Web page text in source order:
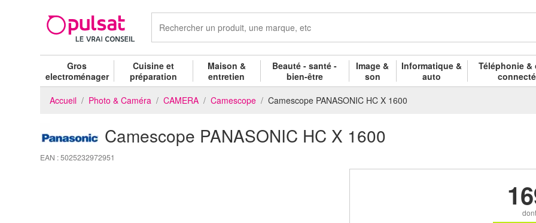
Gros
electroménager
Cuisine et
préparation
Maison &
entretien
Beauté - santé -
bien-être
Image &
son
Informatique &
auto
Téléphonie &
connecté
Accueil
Photo & Caméra CAMERA Camescope Camescope PANASONIC HC X 1600
Camescope PANASONIC HC X 1600
EAN : 5025232972951